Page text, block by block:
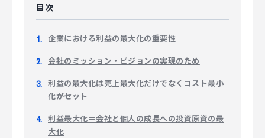
すべらない転職
NEWS
ニュース
お知らせ
イベント
目次
企業における利益の最大化の重要性
会社のミッション・ビジョンの実現のため
利益の最大化は売上最大化だけでなくコスト最小
化がセット
利益最大化＝会社と個人の成長への投資原資の最
大化